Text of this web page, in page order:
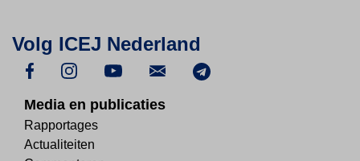
Volg ICEJ Nederland
Media en publicaties
Rapportages
Actualiteiten